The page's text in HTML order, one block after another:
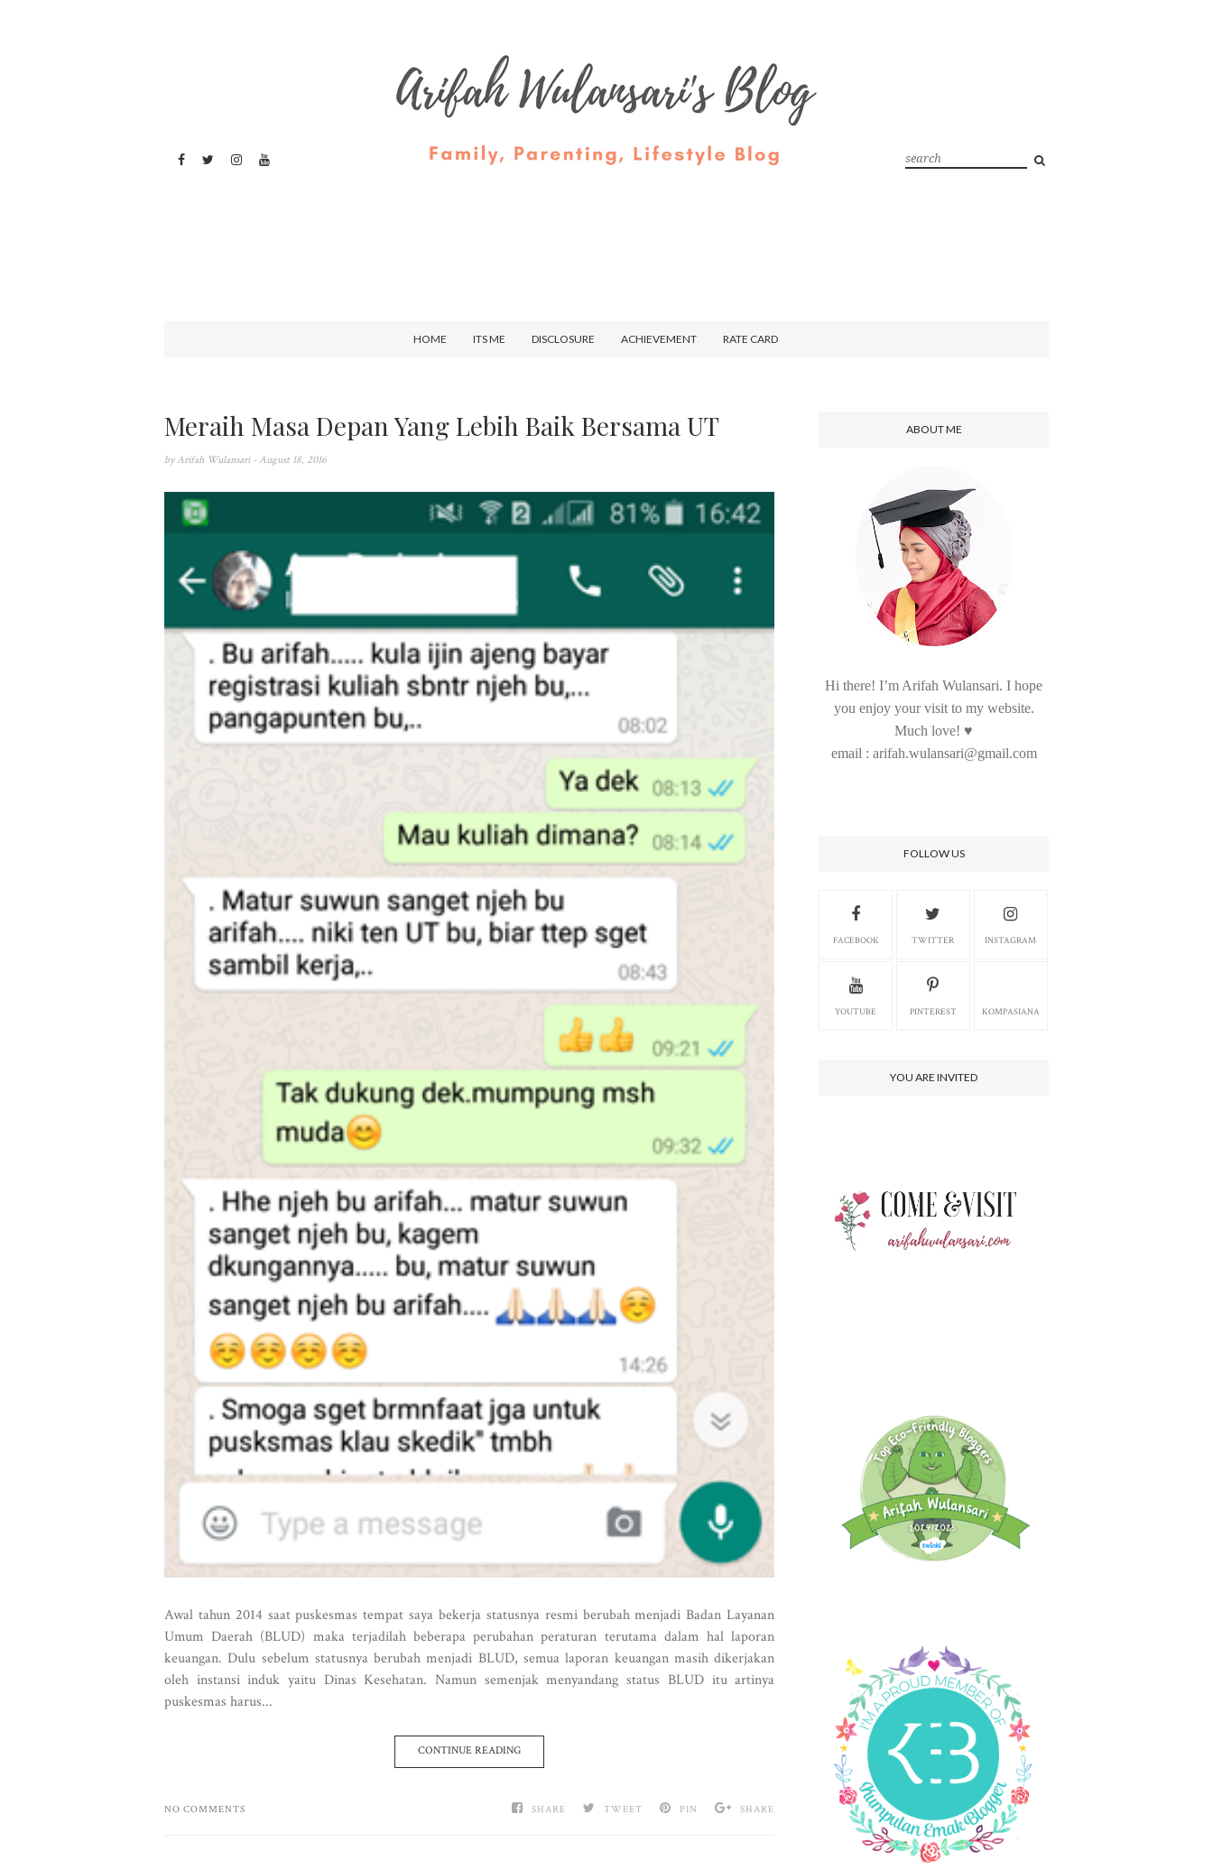
HOME ITS ME DISCLOSURE ACHIEVEMENT RATE CARD
Meraih Masa Depan Yang Lebih Baik Bersama UT
by Arifah Wulansari - August 18, 2016
Awal tahun 2014 saat puskesmas tempat saya bekerja statusnya resmi berubah menjadi Badan Layanan
Umum Daerah (BLUD) maka terjadilah beberapa perubahan peraturan terutama dalam hal laporan
keuangan. Dulu sebelum statusnya berubah menjadi BLUD, semua laporan keuangan masih dikerjakan
oleh instansi induk yaitu Dinas Kesehatan. Namun semenjak menyandang status BLUD itu artinya
puskesmas harus...
CONTINUE READING
SHARE TWEET PIN SHARE
NO COMMENTS
ABOUT ME
Hi there! I’m Arifah Wulansari. I hope
you enjoy your visit to my website.
Much love! ♥
email : arifah.wulansari@gmail.com
FOLLOW US
FACEBOOK TWITTER INSTAGRAM
YOUTUBE PINTEREST KOMPASIANA
YOU ARE INVITED